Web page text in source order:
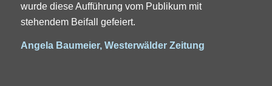
wurde diese Aufführung vom Publikum mit
stehendem Beifall gefeiert.
Angela Baumeier, Westerwälder Zeitung